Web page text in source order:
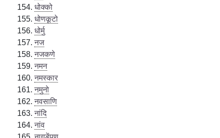
धोक्को
धोणकूटो
धोर्मु
नज
नजकणे
नमन
नमस्कार
नमुनो
नवसाणि
नांदि
नांव